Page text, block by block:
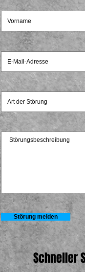
Störung melden
Schneller